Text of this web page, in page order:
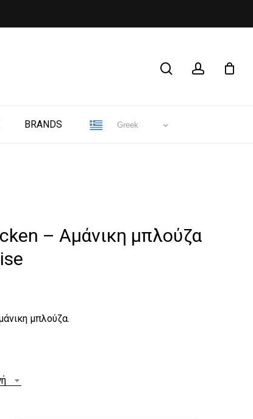
BRANDS Greek
CLOSE
– Αμάνικη μπλούζα
μπλούζα.